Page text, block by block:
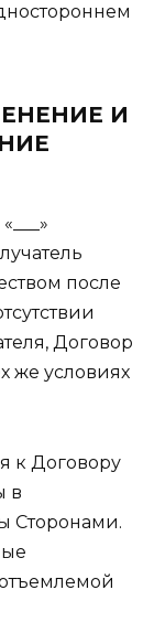
И
после
Договор
же условиях
к Договору
в
Сторонами.